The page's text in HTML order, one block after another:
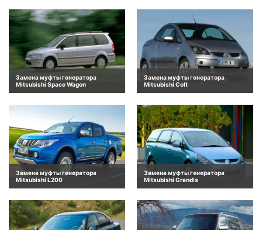
Замена муфты генератора
Mitsubishi Space Wagon
Замена муфты генератора
Mitsubishi Colt
Замена муфты генератора
Mitsubishi L200
Замена муфты генератора
Mitsubishi Grandis